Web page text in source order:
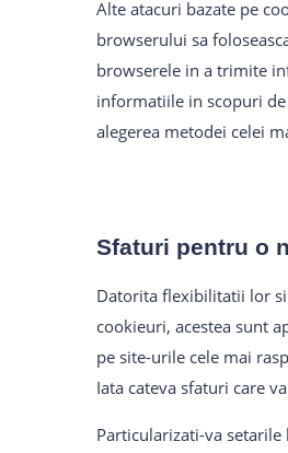
Alte atacuri bazate pe
browserului sa
browserele in a trimite
informatiile in scopuri
alegerea metodei celei
Sfaturi pentru o
Datorita flexibilitatii lor
cookieuri, acestea sunt
pe site-urile cele mai
Iata cateva sfaturi care
Particularizati-va